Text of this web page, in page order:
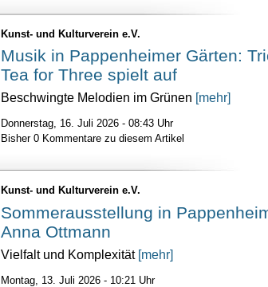
Kunst- und Kulturverein e.V.
Musik in Pappenheimer Gärten:
Tea for Three spielt auf
Beschwingte Melodien im Grünen [mehr]
Donnerstag, 16. Juli 2026 - 08:43 Uhr
Bisher 0 Kommentare zu diesem Artikel
Kunst- und Kulturverein e.V.
Sommerausstellung in
Anna Ottmann
Vielfalt und Komplexität [mehr]
Montag, 13. Juli 2026 - 10:21 Uhr